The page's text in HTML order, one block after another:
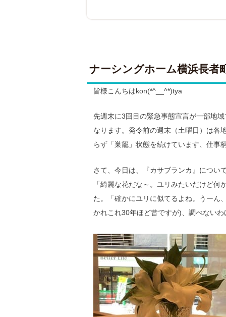
ナーシングホーム横浜長者
皆様こんちはkon(*^__^*)tya
先週末に3回目の緊急事態宣言が一部地
なります。発令前の週末（土曜日）は各
らず「巣籠」状態を続けています、仕事
さて、今日は、『カサブランカ』につい
「綺麗な花だな～。ユリみたいだけど
た。「確かにユリに似てるよね。うーん
かれこれ30年ほど昔ですが)、調べない